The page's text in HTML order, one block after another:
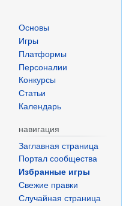
Основы
Игры
Платформы
Персоналии
Конкурсы
Статьи
Календарь
навигация
Заглавная страница
Портал сообщества
Избранные игры
Свежие правки
Случайная страница